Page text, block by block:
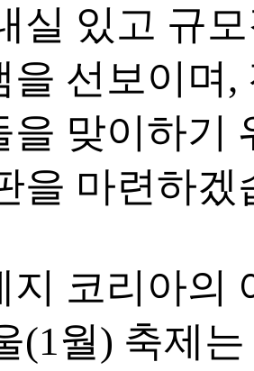
실 있고 규
을 선보이며,
을 맞이하기
을 마련하겠
지 코리아의
(1월) 축제는